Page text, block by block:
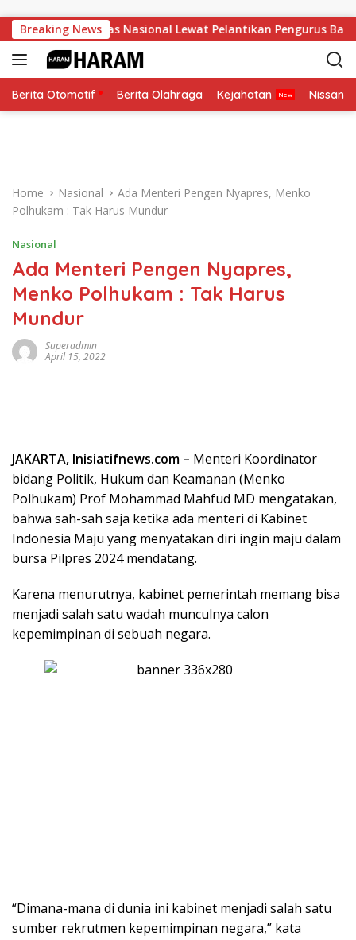
Breaking News
Soliditas Nasional Lewat Pelantikan Pengurus Baru
Berita Otomotif Berita Olahraga Kejahatan Nissan
Home Nasional
Ada Menteri Pengen Nyapres, Menko
Polhukam : Tak Harus Mundur
Nasional
Ada Menteri Pengen Nyapres,
Menko Polhukam : Tak Harus
Mundur
Superadmin
April 15, 2022
JAKARTA, Inisiatifnews.com – Menteri Koordinator
bidang Politik, Hukum dan Keamanan (Menko
Polhukam) Prof Mohammad Mahfud MD mengatakan,
bahwa sah-sah saja ketika ada menteri di Kabinet
Indonesia Maju yang menyatakan diri ingin maju dalam
bursa Pilpres 2024 mendatang.
Karena menurutnya, kabinet pemerintah memang bisa
menjadi salah satu wadah munculnya calon
kepemimpinan di sebuah negara.
“Dimana-mana di dunia ini kabinet menjadi salah satu
sumber rekrutmen kepemimpinan negara,” kata